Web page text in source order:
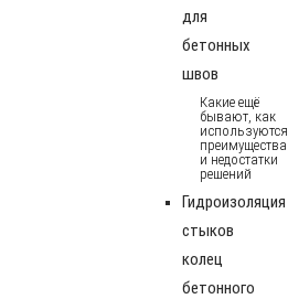
для
бетонных
швов
Какие ещё
бывают, как
используются,
преимущества
и недостатки
решений
Гидроизоляция
стыков
колец
бетонного